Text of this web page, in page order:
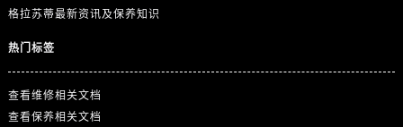
格拉苏蒂最新资讯及保养知识
热门标签
查看维修相关文档
查看保养相关文档